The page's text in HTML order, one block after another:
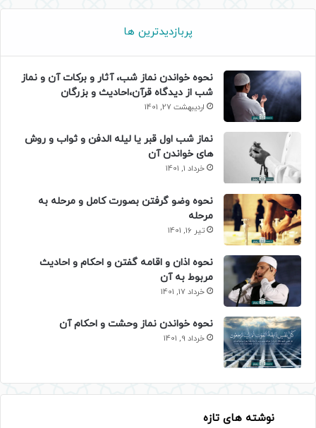
پربازدیدترین ها
نحوه خواندن نماز شب، آثار و برکات آن و نماز
شب از دیدگاه قرآن،احادیث و بزرگان
اردیبهشت 27, 1401
نماز شب اول قبر یا لیله الدفن و ثواب و روش
های خواندن آن
خرداد 1, 1401
نحوه وضو گرفتن بصورت کامل و مرحله به
مرحله
تیر 16, 1401
نحوه اذان و اقامه گفتن و احکام و احادیث
مربوط به آن
خرداد 17, 1401
نحوه خواندن نماز وحشت و احکام آن
خرداد 9, 1401
نوشته های تازه